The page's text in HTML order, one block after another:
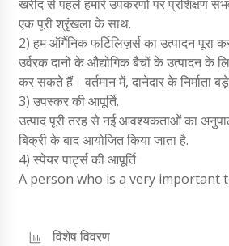
खरीद से पहले हमारे उपकरणों पर प्रशिक्षण
एक पूरी श्रृंखला के साथ.
2) हम ऑर्गैनिक फर्टिलिज़र्स का उत्पादन पूरा
उर्वरक दानों के औद्योगिक बैचों के उत्पादन के
कर सकते हैं। वर्तमान में, दानेदार के
3) उपस्कर की आपूर्ति.
उत्पाद पूरी तरह से नई आवश्यकताओं का
बिक्री के बाद आयोजित किया जाता है.
4) स्पेयर पार्ट्स की आपूर्ति
A person who is a very important
विशेष विवरण